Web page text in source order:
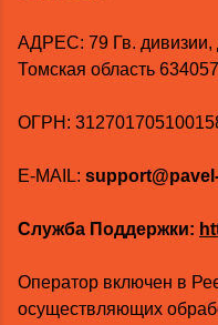
AДРЕС: 79 Гв.
Томская область
ОГРН:
E-MAIL:
Служба Поддержки:
Оператор включен в
осуществляющих